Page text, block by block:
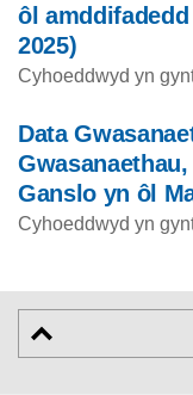
ôl
2025)
Cyhoeddwyd yn
Data
Ganslo yn ôl
Cyhoeddwyd yn